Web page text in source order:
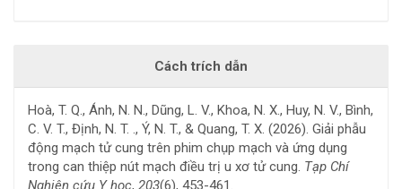
Cách trích dẫn
Hoà, T. Q., Ánh, N. N., Dũng, L. V., Khoa, N. X., Huy, N. V., Bình,
C. V. T., Định, N. T. ., Ý, N. T., & Quang, T. X. (2026). Giải phẫu
động mạch tử cung trên phim chụp mạch và ứng dụng
trong can thiệp nút mạch điều trị u xơ tử cung. Tạp Chí
Nghiên cứu Y học, 203(6), 453-461.